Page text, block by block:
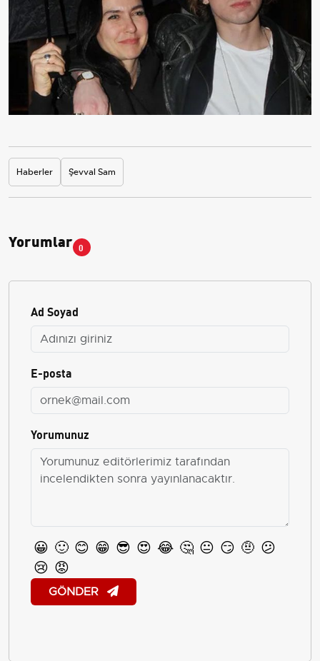
Haberler Şevval Sam
Yorumlar 0
Ad Soyad
E-posta
Yorumunuz
😀 🙂 😊 😁 😎 😍 😂 🤔 😐 😏 🤨 😕
😢 😡
GÖNDER